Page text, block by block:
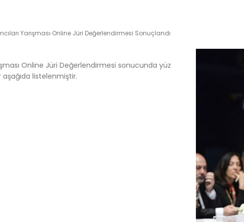
Yarışması Online Jüri Değerlendirmesi Sonuçlandı
Online Jüri Değerlendirmesi sonucunda yüz
listelenmiştir.